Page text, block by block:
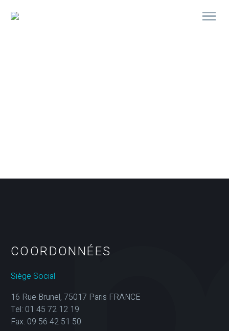
COORDONNÉES
Siège Social
16 Rue Brunel, 75017 Paris FRANCE
Tel: 01 45 72 12 19
Fax: 09 56 42 51 50